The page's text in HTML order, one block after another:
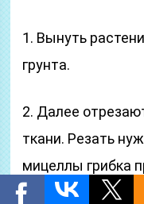
1. Вынуть
грунта.
2. Далее
ткани. Резать
мицеллы грибка
ткани. Они не